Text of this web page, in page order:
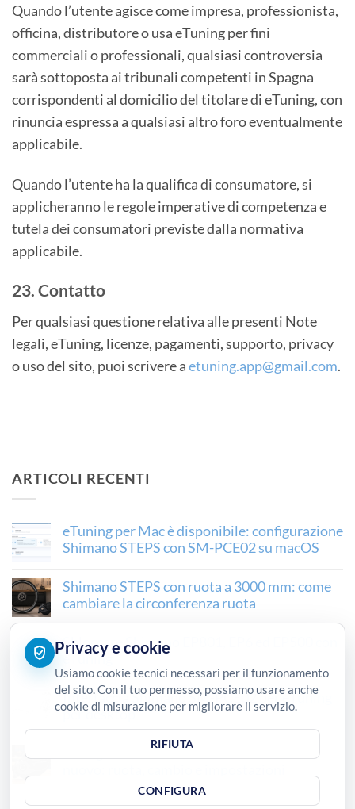
Quando l’utente agisce come impresa, professionista,
officina, distributore o usa eTuning per fini
commerciali o professionali, qualsiasi controversia
sarà sottoposta ai tribunali competenti in Spagna
corrispondenti al domicilio del titolare di eTuning, con
rinuncia espressa a qualsiasi altro foro eventualmente
applicabile.
Quando l’utente ha la qualifica di consumatore, si
applicheranno le regole imperative di competenza e
tutela dei consumatori previste dalla normativa
applicabile.
23. Contatto
Per qualsiasi questione relativa alle presenti Note
legali, eTuning, licenze, pagamenti, supporto, privacy
o uso del sito, puoi scrivere aetuning.app@gmail.com.
ARTICOLI RECENTI
eTuning per Mac è disponibile: configurazione
Shimano STEPS con SM-PCE02 su macOS
Shimano STEPS con ruota a 3000 mm: come
cambiare la circonferenza ruota
Sbloccare Shimano EP801, EP6 ed EP500 con
eTuning
Interfaccia Shimano SM-PCE02 per eTuning
per desktop
Configurare un motore Shimano STEPS
Privacy e cookie
Usiamo cookie tecnici necessari per il funzionamento
del sito. Con il tuo permesso, possiamo usare anche
cookie di misurazione per migliorare il servizio.
RIFIUTA
CONFIGURA